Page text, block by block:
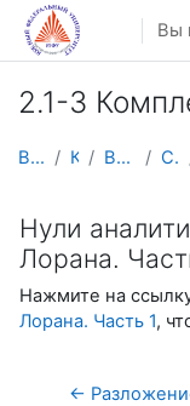
Перейти к
Вы
2.1-3
В начало Курсы Видеолекции Calculus4
Нули
Лорана.
Нажмите на
Лорана. Часть 1,
←